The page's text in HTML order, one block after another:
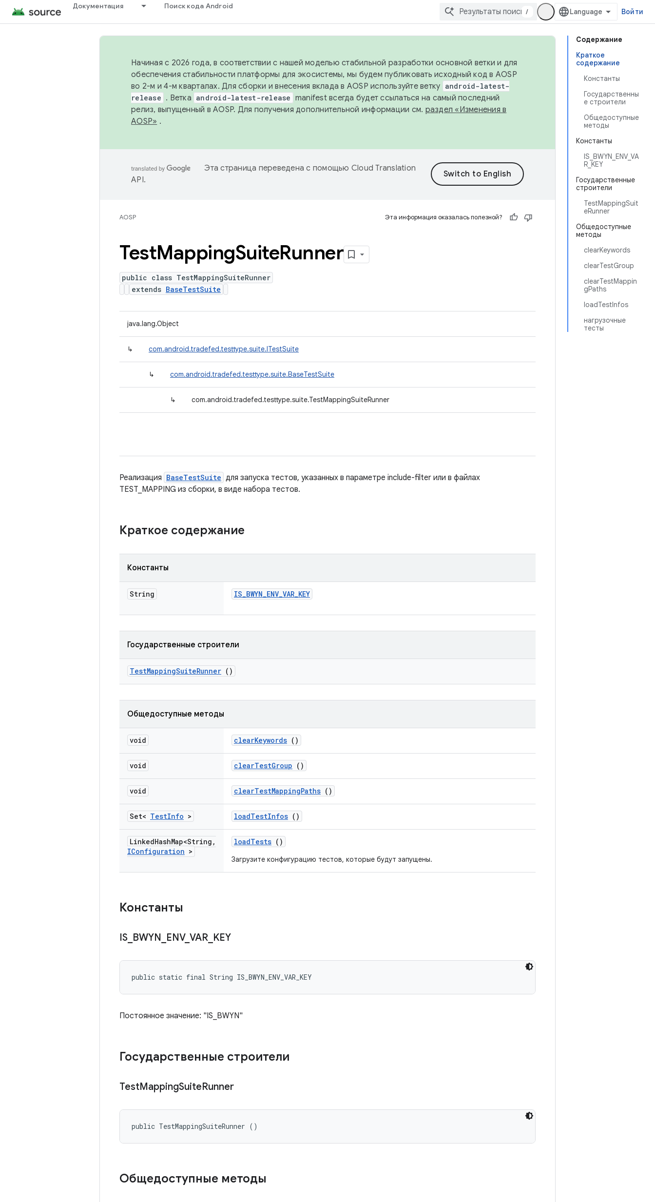
Документация Поиск кода Android
/ Войти
Содержание
Краткое
содержание
Константы
Государственны
е строители
Общедоступные
методы
Константы
IS_BWYN_ENV_VA
R_KEY
Государственные
строители
TestMappingSuit
eRunner
Общедоступные
методы
clearKeywords
clearTestGroup
clearTestMappin
gPaths
loadTestInfos
нагрузочные
тесты
Начиная с 2026 года, в соответствии с нашей моделью стабильной разработки основной ветки и для
обеспечения стабильности платформы для экосистемы, мы будем публиковать исходный код в AOSP
во 2-м и 4-м кварталах. Для сборки и внесения вклада в AOSP используйте ветку android-latest-
release . Ветка android-latest-release manifest всегда будет ссылаться на самый последний
релиз, выпущенный в AOSP. Для получения дополнительной информации см. раздел «Изменения в
AOSP» .
Эта страница переведена с помощью Cloud Translation
API.
AOSP Эта информация оказалась полезной?
TestMappingSuiteRunner
public class TestMappingSuiteRunner
extends BaseTestSuite
java.lang.Object
↳ com.android.tradefed.testtype.suite.ITestSuite
↳ com.android.tradefed.testtype.suite.BaseTestSuite
↳ com.android.tradefed.testtype.suite.TestMappingSuiteRunner
Реализация BaseTestSuite для запуска тестов, указанных в параметре include-filter или в файлах
TEST_MAPPING из сборки, в виде набора тестов.
Краткое содержание
Константы
String IS_BWYN_ENV_VAR_KEY
Государственные строители
TestMappingSuiteRunner ()
Общедоступные методы
void clearKeywords ()
void clearTestGroup ()
void clearTestMappingPaths ()
Set< TestInfo > loadTestInfos ()
LinkedHashMap<String ,
IConfiguration >
loadTests ()
Загрузите конфигурацию тестов, которые будут запущены.
Константы
IS BWYN ENV_ VAR KEY
public static final String IS_BWYN_ENV_VAR_KEY
Постоянное значение: "IS_BWYN"
Государственные строители
TestMappingSuiteRunner
public TestMappingSuiteRunner ()
Общедоступные методы